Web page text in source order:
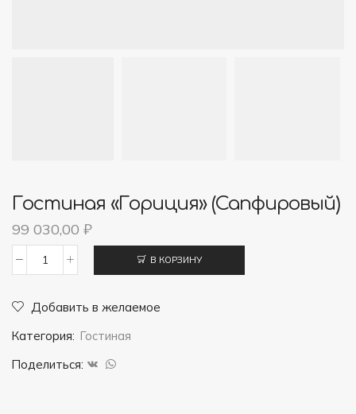
Гостиная «Гориция» (Сапфировый)
99 030,00 ₽
Гостиная
"Гориция"
(Сапфировый)
В КОРЗИНУ
Добавить в желаемое
Категория: Гостиная
Поделиться: